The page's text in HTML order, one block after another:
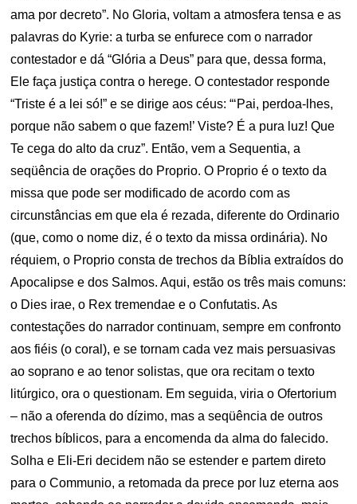
ama por decreto”. No Gloria, voltam a atmosfera tensa e as
palavras do Kyrie: a turba se enfurece com o narrador
contestador e dá “Glória a Deus” para que, dessa forma,
Ele faça justiça contra o herege. O contestador responde
“Triste é a lei só!” e se dirige aos céus: “‘Pai, perdoa-lhes,
porque não sabem o que fazem!’ Viste? É a pura luz! Que
Te cega do alto da cruz”. Então, vem a Sequentia, a
seqüência de orações do Proprio. O Proprio é o texto da
missa que pode ser modificado de acordo com as
circunstâncias em que ela é rezada, diferente do Ordinario
(que, como o nome diz, é o texto da missa ordinária). No
réquiem, o Proprio consta de trechos da Bíblia extraídos do
Apocalipse e dos Salmos. Aqui, estão os três mais comuns:
o Dies irae, o Rex tremendae e o Confutatis. As
contestações do narrador continuam, sempre em confronto
aos fiéis (o coral), e se tornam cada vez mais persuasivas
ao soprano e ao tenor solistas, que ora recitam o texto
litúrgico, ora o questionam. Em seguida, viria o Ofertorium
– não a oferenda do dízimo, mas a seqüência de outros
trechos bíblicos, para a encomenda da alma do falecido.
Solha e Eli-Eri decidem não se estender e partem direto
para o Communio, a retomada da prece por luz eterna aos